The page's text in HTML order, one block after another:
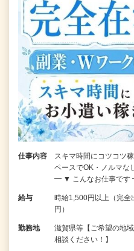
仕事内容
スキマ時間にコツコツ
ペースでOK・ノ
━ ▼ こんなお仕事
給与
時給1,500円以上（完
円）
勤務地
滋賀県等【ご希望の地
相談ください！】